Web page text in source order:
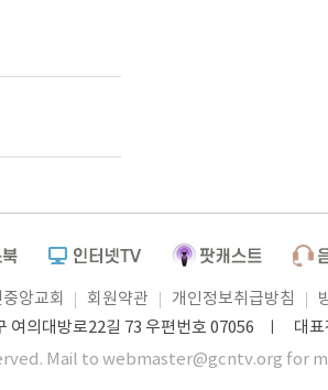
앙교회 회원약관 개인정보취급방침
여의대방로22길 73 우편번호 07056 ㅣ 대
Mail to webmaster@gcntv.org for